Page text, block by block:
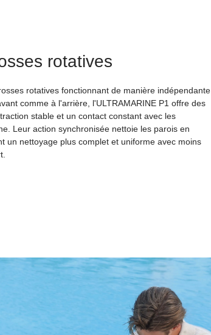
rotatives
rotatives fonctionnant de manière indépendante
comme à l'arrière, l'ULTRAMARINE P1 offre des
stable et un contact constant avec les
Leur action synchronisée nettoie les parois en
un nettoyage plus complet et uniforme avec moins